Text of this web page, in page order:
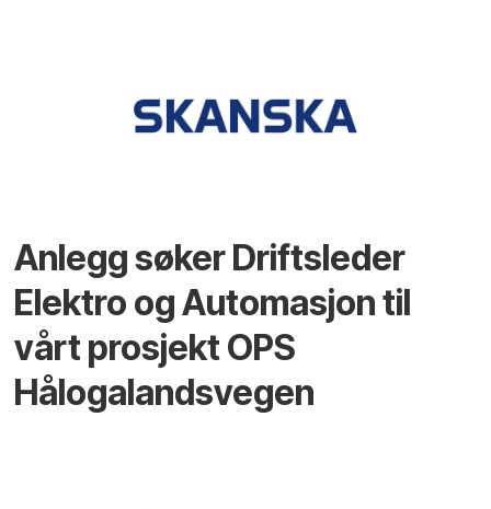
Anlegg søker Driftsleder
Elektro og Automasjon til
vårt prosjekt OPS
Hålogalandsvegen